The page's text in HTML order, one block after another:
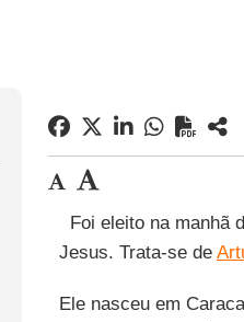
Foi eleito na manhã
Jesus. Trata-se de
Ele nasceu em